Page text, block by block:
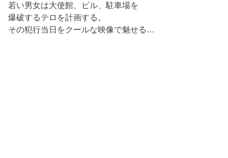
若い男女は大使館、ビル、駐車場を
爆破するテロを計画する。
その犯行当日をクールな映像で魅せる…